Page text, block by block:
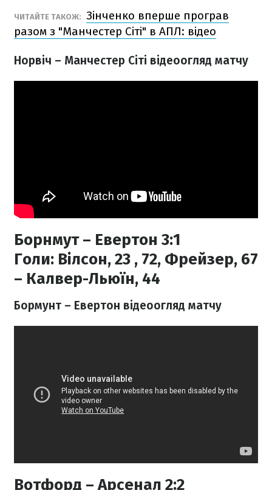
ЧИТАЙТЕ ТАКОЖ: Зінченко вперше програв
разом з "Манчестер Сіті" в АПЛ: відео
Норвіч – Манчестер Сіті відеоогляд матчу
Борнмут – Евертон 3:1
Голи: Вілсон, 23 , 72, Фрейзер, 67
– Калвер-Льюїн, 44
Бормунт – Евертон відеоогляд матчу
Вотфорд – Арсенал 2:2